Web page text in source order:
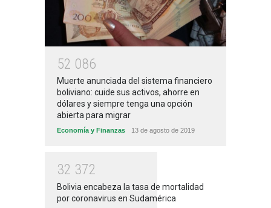
52 086
Muerte anunciada del sistema financiero
boliviano: cuide sus activos, ahorre en
dólares y siempre tenga una opción
abierta para migrar
Economía y Finanzas 13 de agosto de 2019
32 372
Bolivia encabeza la tasa de mortalidad
por coronavirus en Sudamérica